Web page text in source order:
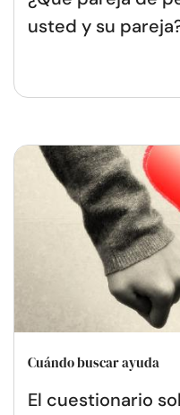
usted y su
Cuándo buscar ayuda
El cuestionario